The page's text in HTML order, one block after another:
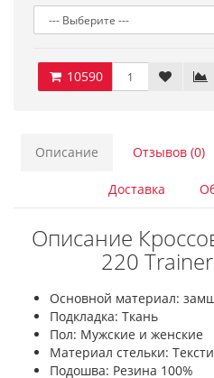
10590
Описание Отзывов (0)
Доставка
Описание
220
Основной материал:
Подкладка: Ткань
Пол: Мужские и женские
Материал стельки:
Подошва: Резина 100%